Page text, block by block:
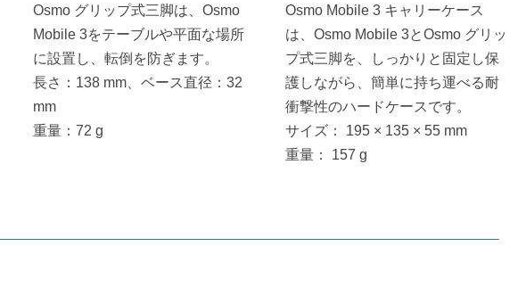
Osmo グリップ式三脚は、Osmo
Mobile 3をテーブルや平面な場所
に設置し、転倒を防ぎます。
長さ：138 mm、ベース直径：32
mm
重量：72 g
Osmo Mobile 3 キャリーケース
は、Osmo Mobile 3とOsmo グリッ
プ式三脚を、しっかりと固定し保
護しながら、簡単に持ち運べる耐
衝撃性のハードケースです。
サイズ： 195 × 135 × 55 mm
重量： 157 g